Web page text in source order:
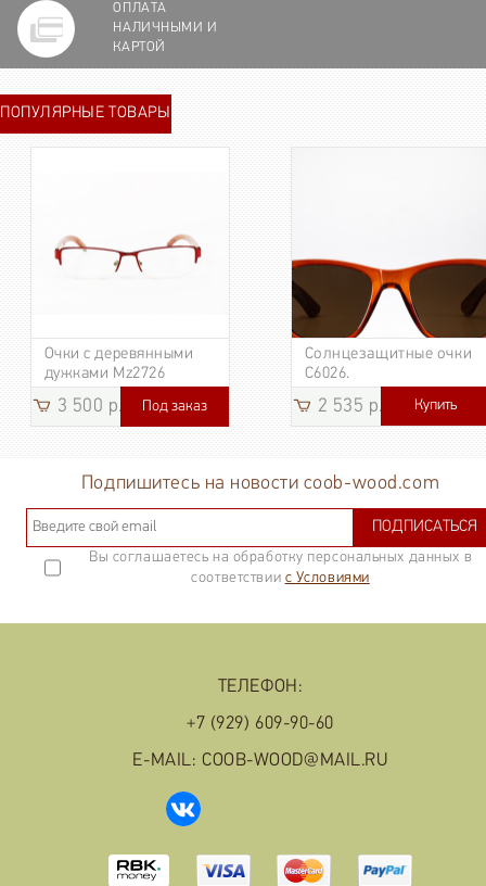
ОПЛАТА
НАЛИЧНЫМИ И
КАРТОЙ
ПОПУЛЯРНЫЕ ТОВАРЫ
Очки с деревянными
дужками Mz2726
3 500 р. Под заказ
Солнцезащитные очки
C6026.
2 535 р. 3 185
Купить
Подпишитесь на новости coob-wood.com
ПОДПИСАТЬСЯ
Вы соглашаетесь на обработку персональных данных в
соответствии с Условиями
ТЕЛЕФОН:
+7 (929) 609-90-60
E-MAIL: COOB-WOOD@MAIL.RU